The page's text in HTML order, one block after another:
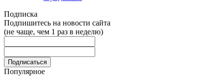
Подписка
Подпишитесь на новости сайта
(не чаще, чем 1 раз в неделю)
Популярное